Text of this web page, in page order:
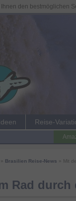
Reise-
Brasilien Reise-News » Mit
Rad
den bestmöglichen